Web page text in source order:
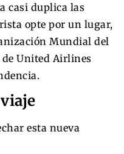
casi duplica las
opte por un lugar,
Mundial del
United Airlines
esta nueva